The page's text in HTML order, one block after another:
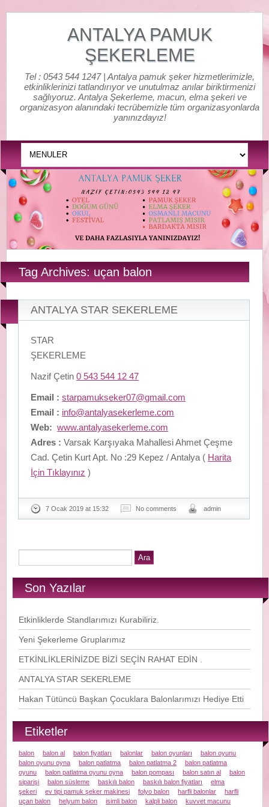
ANTALYA PAMUK
ŞEKERLEME
Tel : 0543 544 1247 | Antalya pamuk şeker hizmetlerimizle,
etkinliklerinizi tatlandırıyor ve unutulmaz anılar biriktirmenizi
sağlıyoruz. Antalya Şekerleme, macun, elma şekeri ve
organizasyon alanındaki tecrübemizle tüm organizasyonlarda
yanınızdayız!
Tag Archives: uçan balon
ANTALYA STAR SEKERLEME
STAR
ŞEKERLEME
Nazif Çetin0 543 544 12 47
Email : starpamukseker07@gmail.com
Email : info@antalyasekerleme.com
Web: www.antalyasekerleme.com
Adres : Varsak Karşıyaka Mahallesi Ahmet Çeşme
Cad. Çetin Kurt Apt. No :29 Kepez / Antalya ( Harita
İçin Tıklayınız )
7 Ocak 2019 at 15:32 No comments admin
Son Yazılar
Etkinliklerde Standlarımızı Kurabiliriz.
Yeni Şekerleme Gruplarımız
ETKİNLİKLERİNİZDE BİZİ SEÇİN RAHAT EDİN .
ANTALYA STAR SEKERLEME
Hakan Tütüncü Başkan Çocuklara Balonlarımızı Hediye Etti
Etiketler
balon balon al balon fiyatları balonlar balon oyunları
balon oyunu
balon oyunu oyna
balon patlatma balon patlatma 2
balon patlatma
oyunu
balon patlatma oyunu oyna balon pompası balon satın al
balon
siparişi
balon süsleme baskılı balon baskılı balon fiyatları
elma
şekeri
ev tipi pamuk şeker makinesi folyo balon harfli balonlar
harfli
uçan balon
helyum balon isimli balon kalpli balon
kuvvet macunu